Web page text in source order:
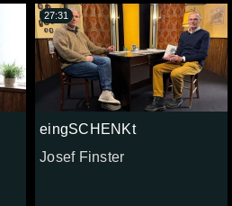
eingSCHENKt
Josef Finster
27:31